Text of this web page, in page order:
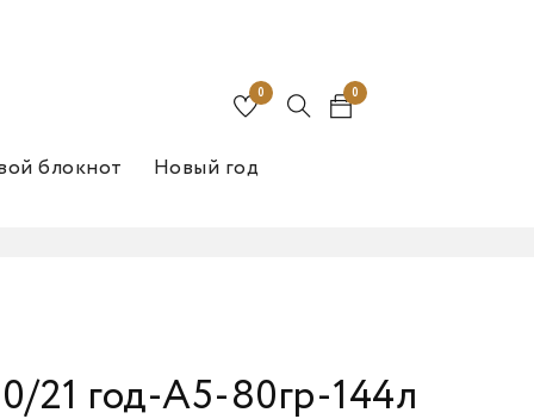
0
0
блокнот Новый год
21 год-А5-80гр-144л